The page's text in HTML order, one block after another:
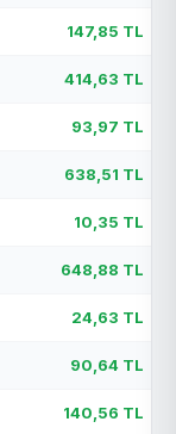
147,85 TL
414,63 TL
93,97 TL
638,51 TL
10,35 TL
648,88 TL
24,63 TL
90,64 TL
140,56 TL